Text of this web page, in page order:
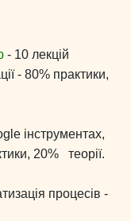
- 10 лекцій
- 80% практики,
інструментах,
20% теорії.
процесів -